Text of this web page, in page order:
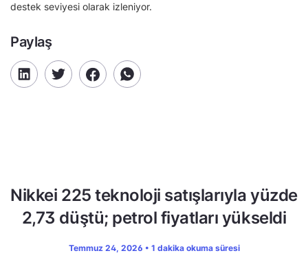
destek seviyesi olarak izleniyor.
Paylaş
Nikkei 225 teknoloji satışlarıyla yüzde
2,73 düştü; petrol fiyatları yükseldi
Temmuz 24, 2026 • 1 dakika okuma süresi